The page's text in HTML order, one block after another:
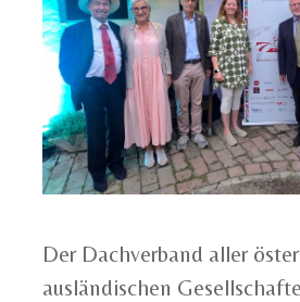
Der Dachverband aller
ausländischen